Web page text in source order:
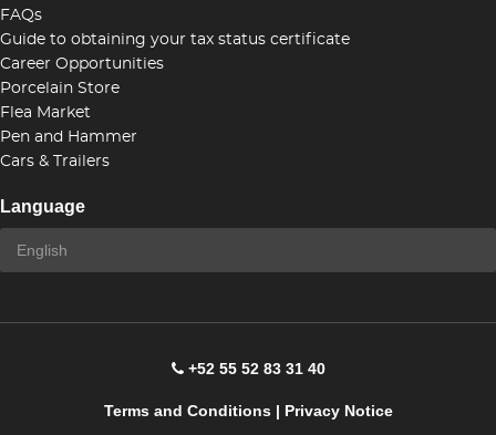
FAQs
Guide to obtaining your tax status certificate
Career Opportunities
Porcelain Store
Flea Market
Pen and Hammer
Cars & Trailers
Language
+52 55 52 83 31 40
Terms and Conditions| Privacy Notice